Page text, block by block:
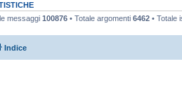
messaggi 100876 • Totale argomenti 6462 • Totale
Indice